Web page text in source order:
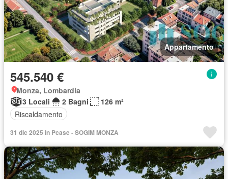
Appartamento
545.540 €
Monza, Lombardia
3 Locali
2 Bagni
126 m²
Riscaldamento
31 dic 2025 in Pcase - SOGIM MONZA